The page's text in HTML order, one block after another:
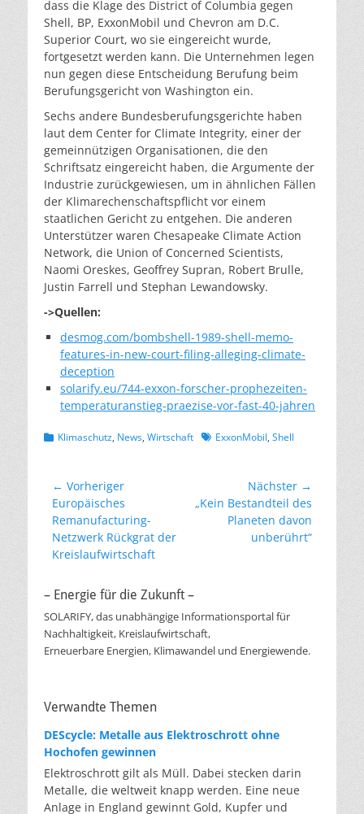
dass die Klage des District of Columbia gegen
Shell, BP, ExxonMobil und Chevron am D.C.
Superior Court, wo sie eingereicht wurde,
fortgesetzt werden kann. Die Unternehmen legen
nun gegen diese Entscheidung Berufung beim
Berufungsgericht von Washington ein.
Sechs andere Bundesberufungsgerichte haben
laut dem Center for Climate Integrity, einer der
gemeinnützigen Organisationen, die den
Schriftsatz eingereicht haben, die Argumente der
Industrie zurückgewiesen, um in ähnlichen Fällen
der Klimarechenschaftspflicht vor einem
staatlichen Gericht zu entgehen. Die anderen
Unterstützer waren Chesapeake Climate Action
Network, die Union of Concerned Scientists,
Naomi Oreskes, Geoffrey Supran, Robert Brulle,
Justin Farrell und Stephan Lewandowsky.
->Quellen:
desmog.com/bombshell-1989-shell-memo-
features-in-new-court-filing-alleging-climate-
deception
solarify.eu/744-exxon-forscher-prophezeiten-
temperaturanstieg-praezise-vor-fast-40-jahren
Kategorien
Klimaschutz, News, Wirtschaft Schlagworte
ExxonMobil, Shell
Beitragsnavigation
← Vorheriger
Vorheriger
Beitrag:
Europäisches
Remanufacturing-
Netzwerk Rückgrat der
Kreislaufwirtschaft
Nächster →
Nächster
„Kein Bestandteil des
Planeten davon
unberührt“
– Energie für die Zukunft –
SOLARIFY, das unabhängige Informationsportal für
Nachhaltigkeit, Kreislaufwirtschaft,
Erneuerbare Energien, Klimawandel und Energiewende.
Verwandte Themen
DEScycle: Metalle aus Elektroschrott ohne
Hochofen gewinnen
Elektroschrott gilt als Müll. Dabei stecken darin
Metalle, die weltweit knapp werden. Eine neue
Anlage in England gewinnt Gold, Kupfer und